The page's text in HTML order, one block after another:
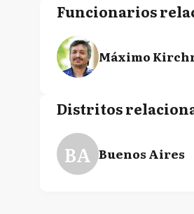
Funcionarios
Máximo
Distritos
BA Buenos Aires